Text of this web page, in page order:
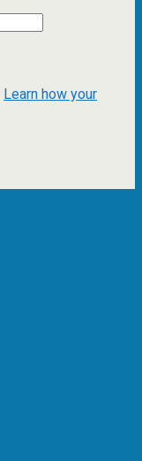
Learn how your